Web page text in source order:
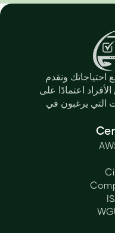
احتياجاتك ونقدم
اعتمادًا على
التي يرغبون في